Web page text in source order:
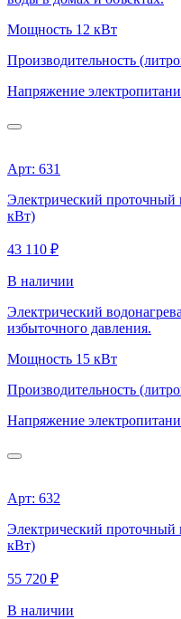
Мощность 12 кВт
Производительность
Напряжение
Арт: 631
Электрический
кВт)
43 110 ₽
В наличии
Электрический
избыточного давления.
Мощность 15 кВт
Производительность
Напряжение
Арт: 632
Электрический
кВт)
55 720 ₽
В наличии